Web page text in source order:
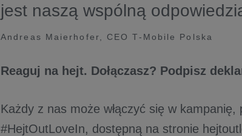
jest naszą wspólną
Andreas Maierhofer, CEO T-Mobile Polska
Reaguj na hejt. Dołączasz? Podpisz
Każdy z nas może włączyć się w kampanię,
#HejtOutLoveIn, dostępną na stronie